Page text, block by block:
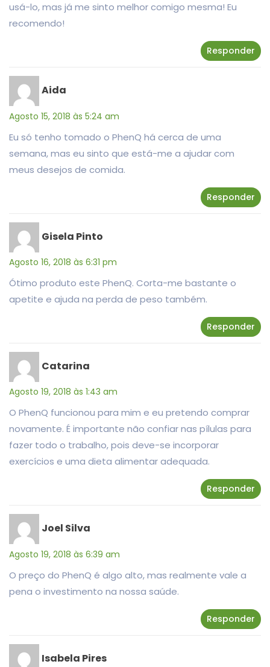
usá-lo, mas já me sinto melhor comigo mesma! Eu
recomendo!
Responder
Aida
Agosto 15, 2018 às 5:24 am
Eu só tenho tomado o PhenQ há cerca de uma
semana, mas eu sinto que está-me a ajudar com
meus desejos de comida.
Responder
Gisela Pinto
Agosto 16, 2018 às 6:31 pm
Ótimo produto este PhenQ. Corta-me bastante o
apetite e ajuda na perda de peso também.
Responder
Catarina
Agosto 19, 2018 às 1:43 am
O PhenQ funcionou para mim e eu pretendo comprar
novamente. É importante não confiar nas pílulas para
fazer todo o trabalho, pois deve-se incorporar
exercícios e uma dieta alimentar adequada.
Responder
Joel Silva
Agosto 19, 2018 às 6:39 am
O preço do PhenQ é algo alto, mas realmente vale a
pena o investimento na nossa saúde.
Responder
Isabela Pires